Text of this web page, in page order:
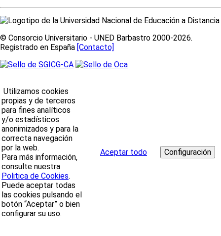
© Consorcio Universitario - UNED Barbastro 2000-2026.
Registrado en España [Contacto]
Utilizamos cookies
propias y de terceros
para fines analíticos
y/o estadísticos
anonimizados y para la
correcta navegación
por la web.
Para más información,
consulte nuestra
Politica de Cookies.
Puede aceptar todas
las cookies pulsando el
botón “Aceptar” o bien
configurar su uso.
Aceptar todo